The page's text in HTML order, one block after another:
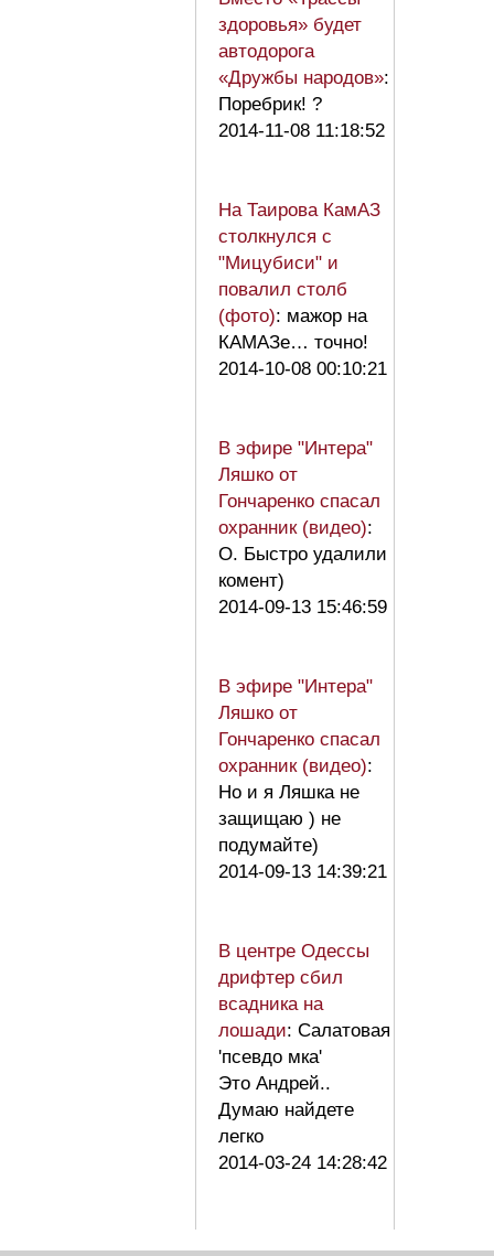
здоровья» будет
автодорога
«Дружбы народов»:
Поребрик! ?
2014-11-08 11:18:52
На Таирова КамАЗ
столкнулся с
"Мицубиси" и
повалил столб
(фото): мажор на
КАМАЗе… точно!
2014-10-08 00:10:21
В эфире "Интера"
Ляшко от
Гончаренко спасал
охранник (видео):
О. Быстро удалили
комент)
2014-09-13 15:46:59
В эфире "Интера"
Ляшко от
Гончаренко спасал
охранник (видео):
Но и я Ляшка не
защищаю ) не
подумайте)
2014-09-13 14:39:21
В центре Одессы
дрифтер сбил
всадника на
лошади: Салатовая
'псевдо мка'
Это Андрей..
Думаю найдете
легко
2014-03-24 14:28:42